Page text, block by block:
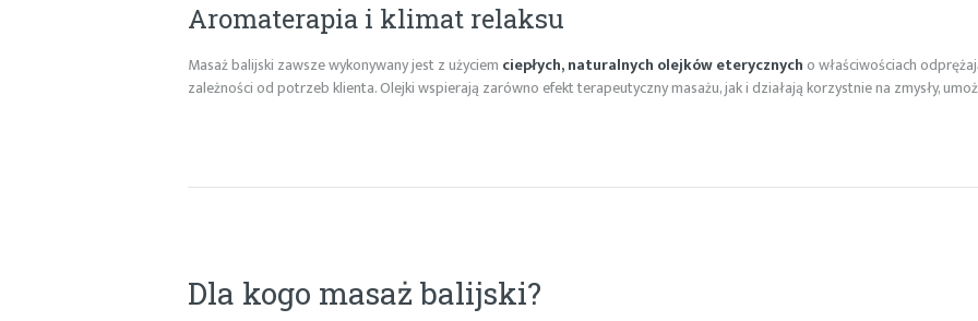
Aromaterapia i klimat relaksu
Masaż balijski zawsze wykonywany jest z użyciem ciepłych, naturalnych olejków eterycznycho właściwościach
zależności od potrzeb klienta. Olejki wspierają zarówno efekt terapeutyczny masażu, jak i działają korzystnie na zmysły,
Dla kogo masaż balijski?